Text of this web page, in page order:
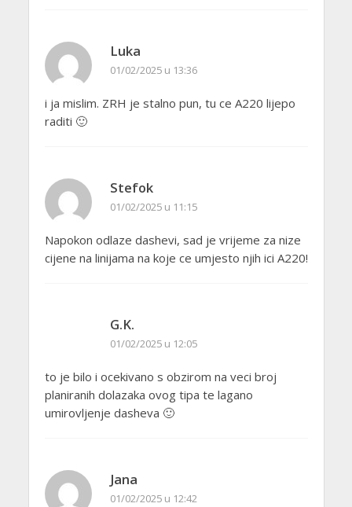
Luka
01/02/2025 u 13:36
i ja mislim. ZRH je stalno pun, tu ce A220 lijepo
raditi 🙂
Stefok
01/02/2025 u 11:15
Napokon odlaze dashevi, sad je vrijeme za nize
cijene na linijama na koje ce umjesto njih ici A220!
G.K.
01/02/2025 u 12:05
to je bilo i ocekivano s obzirom na veci broj
planiranih dolazaka ovog tipa te lagano
umirovljenje dasheva 🙂
Jana
01/02/2025 u 12:42